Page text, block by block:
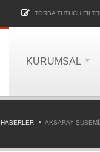
TORBA TUTUCU
KURUMSAL
HABERLER AKSARAY